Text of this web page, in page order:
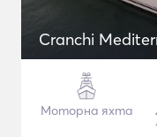
Cranchi
Моторна яхта